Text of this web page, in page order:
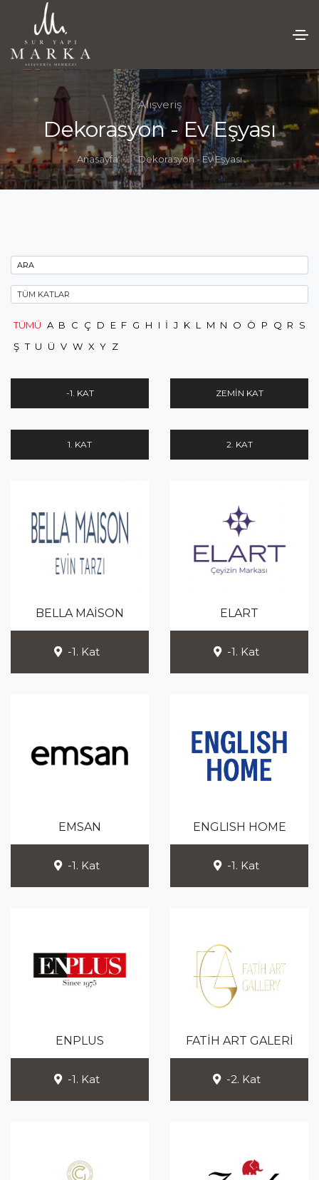
Alışveriş
Dekorasyon - Ev Eşyası
Anasayfa Dekorasyon - Ev Eşyası
TÜMÜ A B C Ç D E F G H I İ J K L M N O Ö P Q R
S
Ş T U Ü V W X Y Z
-1. KAT ZEMIN KAT
1. KAT 2. KAT
BELLA MAİSON
-1. Kat
ELART
-1. Kat
EMSAN
-1. Kat
ENGLISH HOME
-1. Kat
ENPLUS
-1. Kat
FATİH ART GALERİ
-2. Kat